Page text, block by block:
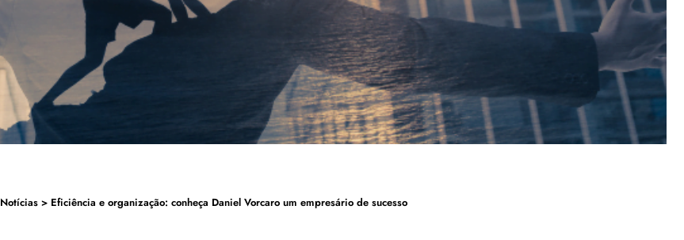
Notícias > Eficiência e organização: conheça Daniel Vorcaro um empresário de sucesso